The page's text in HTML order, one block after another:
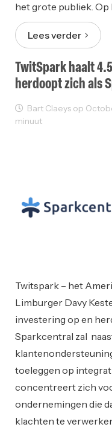
het grote publiek.
Lees verder
TwitSpark haalt
herdoopt zich als
Bart Claeys op
minuut
Twitspark – het
Limburger Davy
investering op en
Sparkcentral zal
toeleggen op
concentreert zich
ondernemingen die
klachten te